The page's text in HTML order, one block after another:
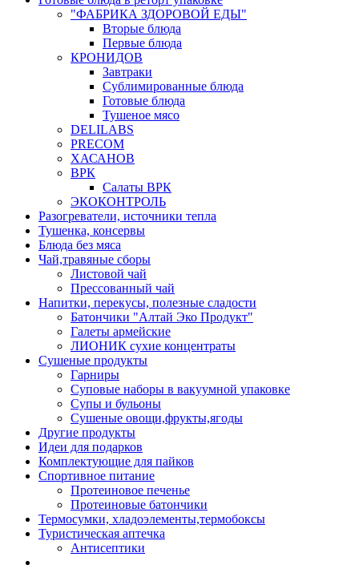
"ФАБРИКА ЗДОРОВОЙ ЕДЫ"
Вторые блюда
Первые блюда
КРОНИДОВ
Завтраки
Сублимированные блюда
Готовые блюда
Тушеное мясо
DELILABS
PRECOM
ХАСАНОВ
ВРК
Салаты ВРК
ЭКОКОНТРОЛЬ
Разогреватели, источники тепла
Тушенка, консервы
Блюда без мяса
Чай,травяные сборы
Листовой чай
Прессованный чай
Напитки, перекусы, полезные сладости
Батончики "Алтай Эко Продукт"
Галеты армейские
ЛИОНИК сухие концентраты
Сушеные продукты
Гарниры
Суповые наборы в вакуумной упаковке
Супы и бульоны
Сушеные овощи,фрукты,ягоды
Другие продукты
Идеи для подарков
Комплектующие для пайков
Спортивное питание
Протеиновое печенье
Протеиновые батончики
Термосумки, хладоэлементы,термобоксы
Туристическая аптечка
Антисептики